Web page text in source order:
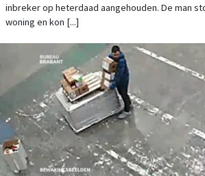
inbreker op heterdaad aangehouden. De man
woning en kon [...]